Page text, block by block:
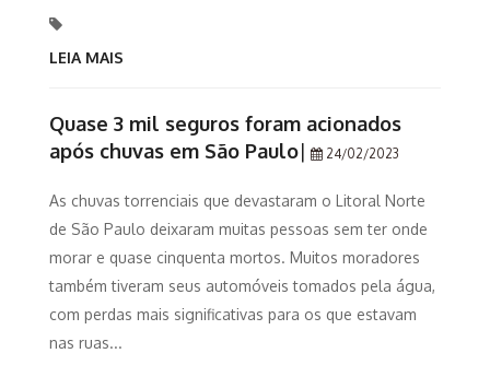
LEIA MAIS
Quase 3 mil seguros foram acionados
após chuvas em São Paulo| 24/02/2023
As chuvas torrenciais que devastaram o Litoral Norte
de São Paulo deixaram muitas pessoas sem ter onde
morar e quase cinquenta mortos. Muitos moradores
também tiveram seus automóveis tomados pela água,
com perdas mais significativas para os que estavam
nas ruas...